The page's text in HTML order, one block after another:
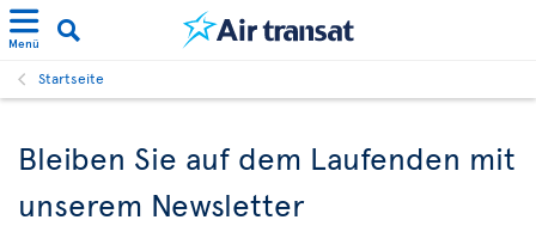
Menü
Startseite
Bleiben Sie auf dem Laufenden mit
unserem Newsletter